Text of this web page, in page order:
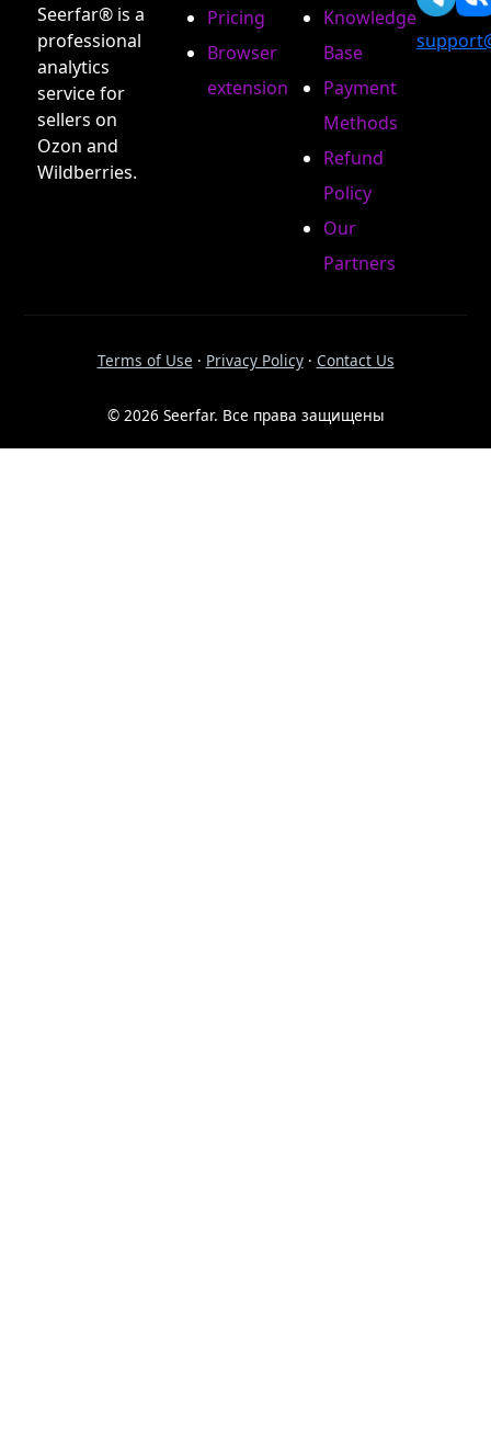
Seerfar® is a
professional
analytics
service for
sellers on
Ozon and
Wildberries.
Pricing
Browser
extension
Knowledge
Base
Payment
Methods
Refund
Policy
Our
Partners
Terms of Use · Privacy Policy· Contact Us
© 2026 Seerfar. Все права защищены